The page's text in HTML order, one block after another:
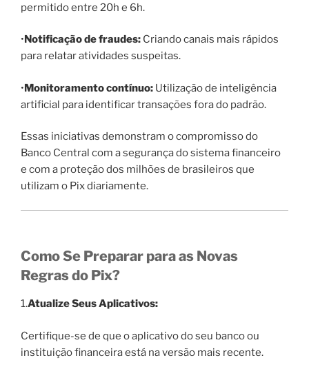
permitido entre 20h e 6h.
•Notificação de fraudes: Criando canais mais rápidos
para relatar atividades suspeitas.
•Monitoramento contínuo: Utilização de inteligência
artificial para identificar transações fora do padrão.
Essas iniciativas demonstram o compromisso do
Banco Central com a segurança do sistema financeiro
e com a proteção dos milhões de brasileiros que
utilizam o Pix diariamente.
Como Se Preparar para as Novas
Regras do Pix?
1.Atualize Seus Aplicativos:
Certifique-se de que o aplicativo do seu banco ou
instituição financeira está na versão mais recente.